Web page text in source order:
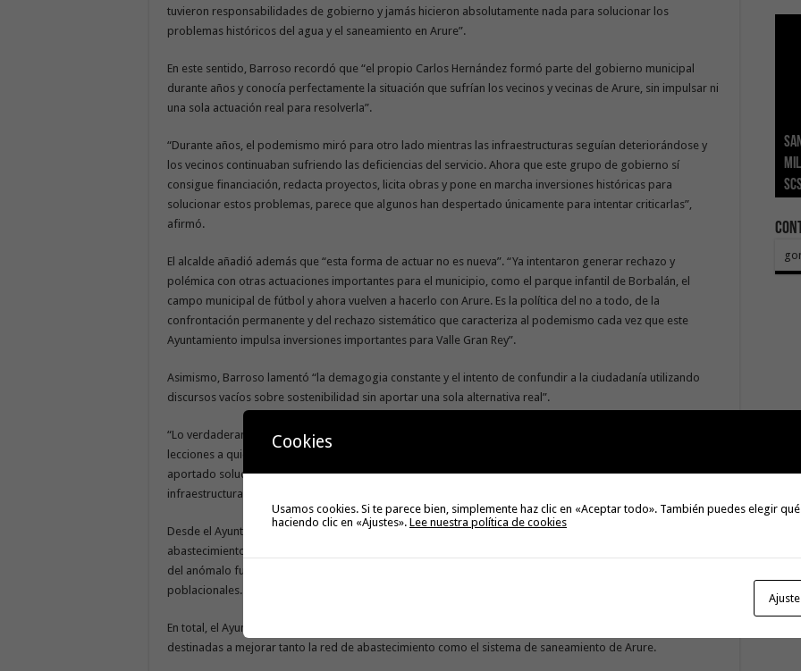
tuvieron responsabilidades de gobierno y jamás hicieron absolutamente nada para solucionar los
problemas históricos del agua y el saneamiento en Arure”.
En este sentido, Barroso recordó que “el propio Carlos Hernández formó parte del gobierno municipal
durante años y conocía perfectamente la situación que sufrían los vecinos y vecinas de Arure, sin impulsar ni
una sola actuación real para resolverla”.
“Durante años, el podemismo miró para otro lado mientras las infraestructuras seguían deteriorándose y
los vecinos continuaban sufriendo las deficiencias del servicio. Ahora que este grupo de gobierno sí
consigue financiación, redacta proyectos, licita obras y pone en marcha inversiones históricas para
solucionar estos problemas, parece que algunos han despertado únicamente para intentar criticarlas”,
afirmó.
El alcalde añadió además que “esta forma de actuar no es nueva”. “Ya intentaron generar rechazo y
polémica con otras actuaciones importantes para el municipio, como el parque infantil de Borbalán, el
campo municipal de fútbol y ahora vuelven a hacerlo con Arure. Es la política del no a todo, de la
confrontación permanente y del rechazo sistemático que caracteriza al podemismo cada vez que este
Ayuntamiento impulsa inversiones importantes para Valle Gran Rey”.
Asimismo, Barroso lamentó “la demagogia constante y el intento de confundir a la ciudadanía utilizando
discursos vacíos sobre sostenibilidad sin aportar una sola alternativa real”.
“Lo verdaderamente insostenible es dejar pasar décadas sin actuar y aparecer ahora para intentar dar
lecciones a quienes sí están trabajando para resolver los problemas históricos del municipio. Nunca han
aportado soluciones para Arure, pero ahora pretenden dar lecciones sobre cómo gestionar unas
infraestructuras que dejaron abandonadas durante años”, señaló.
Desde el Ayuntamiento también se recuerda que el expediente administrativo del proyecto de
abastecimiento recoge expresamente la necesidad urgente y prioritaria de actuar ante “la histórica situación
del anómalo funcionamiento del servicio de abastecimiento domiciliario de agua potable” en estos núcleos
poblacionales.
En total, el Ayuntamiento de Valle Gran Rey impulsa actualmente inversiones superiores a los 860.000 euros
destinadas a mejorar tanto la red de abastecimiento como el sistema de saneamiento de Arure.
SCS
El
Cookies
Usamos cookies. Si te parece bien, simplemente haz clic en «Aceptar todo». También puedes elegir
haciendo clic en «Ajustes». Lee nuestra política de cookies